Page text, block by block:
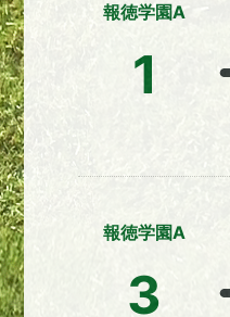
報徳学園A
1
報徳学園A
3